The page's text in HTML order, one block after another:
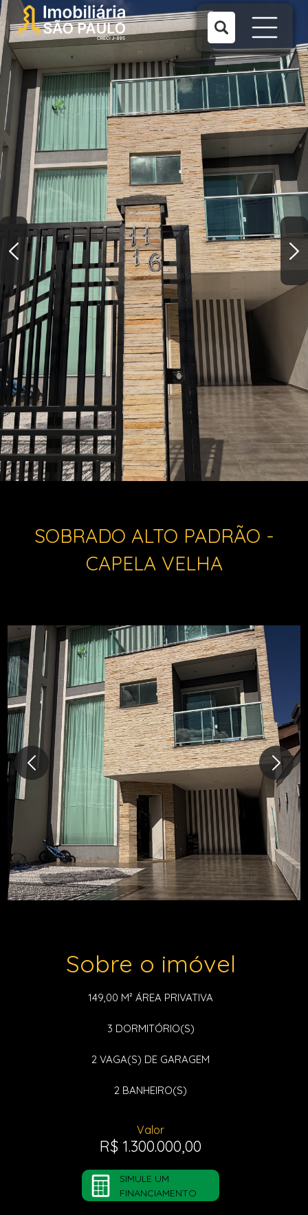
SOBRADO ALTO PADRÃO -
CAPELA VELHA
Sobre o imóvel
149,00 M² ÁREA PRIVATIVA
3 DORMITÓRIO(S)
2 VAGA(S) DE GARAGEM
2 BANHEIRO(S)
Valor
R$ 1.300.000,00
SIMULE UM
FINANCIAMENTO